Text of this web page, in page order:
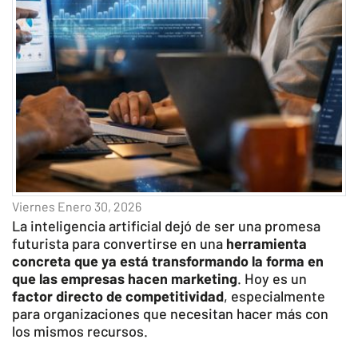
Viernes Enero 30, 2026
La inteligencia artificial dejó de ser una promesa
futurista para convertirse en una herramienta
concreta que ya está transformando la forma en
que las empresas hacen marketing. Hoy es un
factor directo de competitividad, especialmente
para organizaciones que necesitan hacer más con
los mismos recursos.